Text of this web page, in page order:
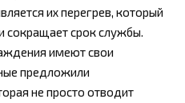
их перегрев, который
сокращает срок службы.
имеют свои
предложили
не просто отводит